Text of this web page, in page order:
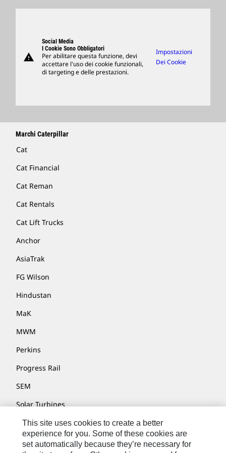
Support
Merchandising
Trova Un Dealer
warning
Social Media
I Cookie Sono Obbligatori
Per abilitare questa funzione, devi
accettare l'uso dei cookie funzionali,
di targeting e delle prestazioni.
Impostazioni
Dei Cookie
Marchi Caterpillar
Cat
Cat Financial
Cat Reman
Cat Rentals
Cat Lift Trucks
Anchor
AsiaTrak
FG Wilson
Hindustan
MaK
MWM
Perkins
Progress Rail
SEM
Solar Turbines
SPM Oil & Gas
Turner Powertrain Systems
This site uses cookies to create a better
experience for you. Some of these cookies are
set automatically because they’re necessary for